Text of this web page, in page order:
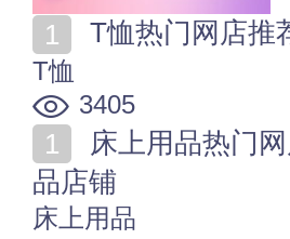
T恤热门网店推
T恤
3405
品店铺
床上用品